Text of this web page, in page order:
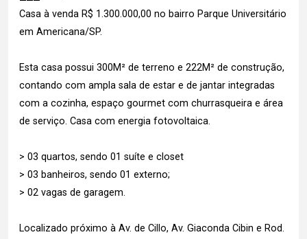
Casa à venda R$ 1.300.000,00 no bairro Parque Universitário
em Americana/SP.
Esta casa possui 300M² de terreno e 222M² de construção,
contando com ampla sala de estar e de jantar integradas
com a cozinha, espaço gourmet com churrasqueira e área
de serviço. Casa com energia fotovoltaica.
> 03 quartos, sendo 01 suíte e closet
> 03 banheiros, sendo 01 externo;
> 02 vagas de garagem.
Localizado próximo à Av. de Cillo, Av. Giaconda Cibin e Rod.